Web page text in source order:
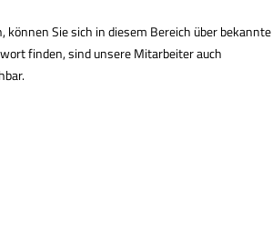
können Sie sich in diesem Bereich über bekannte
finden, sind unsere Mitarbeiter auch